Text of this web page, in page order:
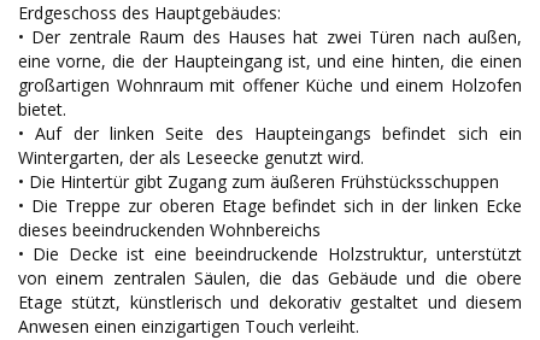
Erdgeschoss des Hauptgebäudes:
• Der zentrale Raum des Hauses hat zwei Türen nach außen,
eine vorne, die der Haupteingang ist, und eine hinten, die einen
großartigen Wohnraum mit offener Küche und einem Holzofen
bietet.
• Auf der linken Seite des Haupteingangs befindet sich ein
Wintergarten, der als Leseecke genutzt wird.
• Die Hintertür gibt Zugang zum äußeren Frühstücksschuppen
• Die Treppe zur oberen Etage befindet sich in der linken Ecke
dieses beeindruckenden Wohnbereichs
• Die Decke ist eine beeindruckende Holzstruktur, unterstützt
von einem zentralen Säulen, die das Gebäude und die obere
Etage stützt, künstlerisch und dekorativ gestaltet und diesem
Anwesen einen einzigartigen Touch verleiht.